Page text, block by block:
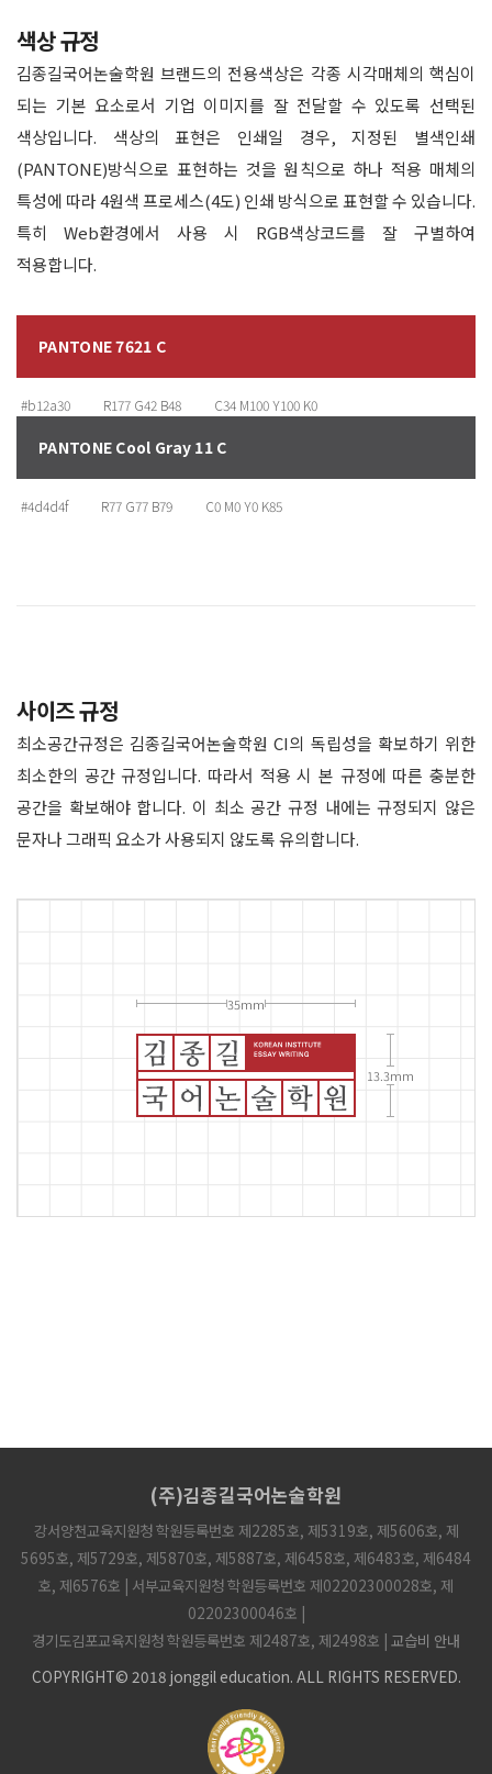
색상 규정
김종길국어논술학원 브랜드의 전용색상은 각종 시각매체의 핵심이
되는 기본 요소로서 기업 이미지를 잘 전달할 수 있도록 선택된
색상입니다. 색상의 표현은 인쇄일 경우, 지정된 별색인쇄
(PANTONE)방식으로 표현하는 것을 원칙으로 하나 적용 매체의
특성에 따라 4원색 프로세스(4도) 인쇄 방식으로 표현할 수 있습니다.
특히 Web환경에서 사용 시 RGB색상코드를 잘 구별하여
적용합니다.
PANTONE 7621 C
#b12a30 R177 G42 B48 C34 M100 Y100 K0
PANTONE Cool Gray 11 C
#4d4d4f R77 G77 B79 C0 M0 Y0 K85
사이즈 규정
최소공간규정은 김종길국어논술학원 CI의 독립성을 확보하기 위한
최소한의 공간 규정입니다. 따라서 적용 시 본 규정에 따른 충분한
공간을 확보해야 합니다. 이 최소 공간 규정 내에는 규정되지 않은
문자나 그래픽 요소가 사용되지 않도록 유의합니다.
35mm
13.3mm
(주)김종길국어논술학원
강서양천교육지원청 학원등록번호 제2285호, 제5319호, 제5606호, 제
5695호, 제5729호, 제5870호, 제5887호, 제6458호, 제6483호, 제6484
호, 제6576호 | 서부교육지원청 학원등록번호 제02202300028호, 제
02202300046호 |
경기도김포교육지원청 학원등록번호 제2487호, 제2498호 | 교습비 안내
COPYRIGHT© 2018 jonggil education. ALL RIGHTS RESERVED.